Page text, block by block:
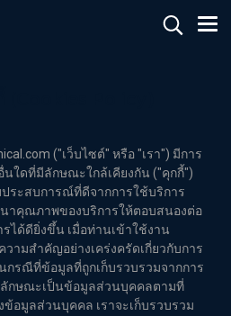
("เว็บไซต์" หรือ "เรา") มีการ
ใดที่มีลักษณะใกล้เคียงกัน ("คุกกี้")
ระสบการณ์ที่ดีจากการใช้บริการ
าคุณภาพของบริการให้ตอบสนองต่อ
ได้ดียิ่งขึ้น เมื่อท่านเข้าใช้งาน
วามสำคัญอย่างเคร่งครัดเกี่ยวกับการ
รณีที่ข้อมูลที่ถูกเก็บรวบรวมจากการ
กษณะเป็นข้อมูลส่วนบุคคลตามที่
อมูลส่วนบุคคล เราจะเก็บรวบรวม